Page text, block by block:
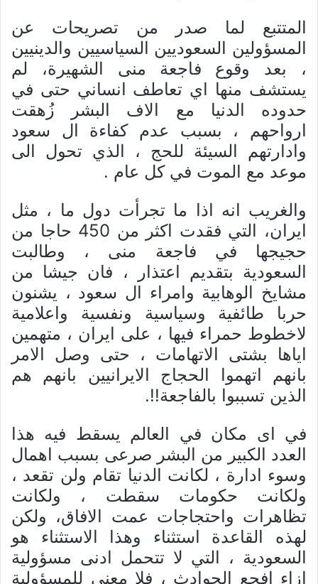
المتتبع لما صدر من تصریحات عن
المسؤولین السعودیین السیاسیین والدینیین
، بعد وقوع فاجعة منی الشهيرة، لم
یستشف منها اي تعاطف انساني حتی في
حدوده الدنیا مع الاف البشر زُهقت
ارواحهم ، بسبب عدم کفاءة ال سعود
وادارتهم السیئة للحج ، الذي تحول الی
موعد مع الموت في کل عام .
والغریب انه اذا ما تجرأت دول ما ، مثل
ایران، التي فقدت اکثر من 450 حاجا من
حجیجها في فاجعة منی ، وطالبت
السعودیة بتقدیم اعتذار ، فان جیشا من
مشایخ الوهابیة وامراء ال سعود ، یشنون
حربا طائفیة وسیاسیة ونفسیة واعلامیة
لاخطوط حمراء فیها ، علی ایران ، متهمین
ایاها بشتی الاتهامات ، حتی وصل الامر
بانهم اتهموا الحجاج الایرانیین بانهم هم
الذین تسببوا بالفاجعة!!.
في ای مکان في العالم یسقط فیه هذا
العدد الکبیر من البشر صرعی بسبب اهمال
وسوء ادارة ، لکانت الدنیا تقام ولن تقعد ،
ولکانت حکومات سقطت ، ولکانت
تظاهرات واحتجاجات عمت الافاق، ولکن
لهذه القاعدة استثناء وهذا الاستثناء هو
السعودیة ، التي لا تتحمل ادنی مسؤولیة
ازاء افجع الحوادث ، فلا معنی للمسؤولیة